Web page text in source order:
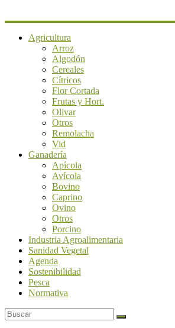
Agricultura
Arroz
Algodón
Cereales
Cítricos
Flor Cortada
Frutas y Hort.
Olivar
Otros
Remolacha
Vid
Ganadería
Apícola
Avícola
Bovino
Caprino
Ovino
Otros
Porcino
Industria Agroalimentaria
Sanidad Vegetal
Agenda
Sostenibilidad
Pesca
Normativa